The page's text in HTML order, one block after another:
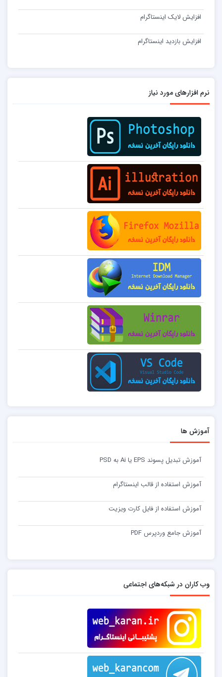
افزایش لایک اینستاگرام
افزایش بازدید اینستاگرام
نرم افزارهای مورد نیاز
آموزش ها
آموزش تبدیل پسوند EPS یا Ai به PSD
آموزش استفاده از قالب اینستاگرام
آموزش استفاده از فایل کارت ویزیت
آموزش جامع وردپرس PDF
وب کاران در شبکه‌های اجتماعی